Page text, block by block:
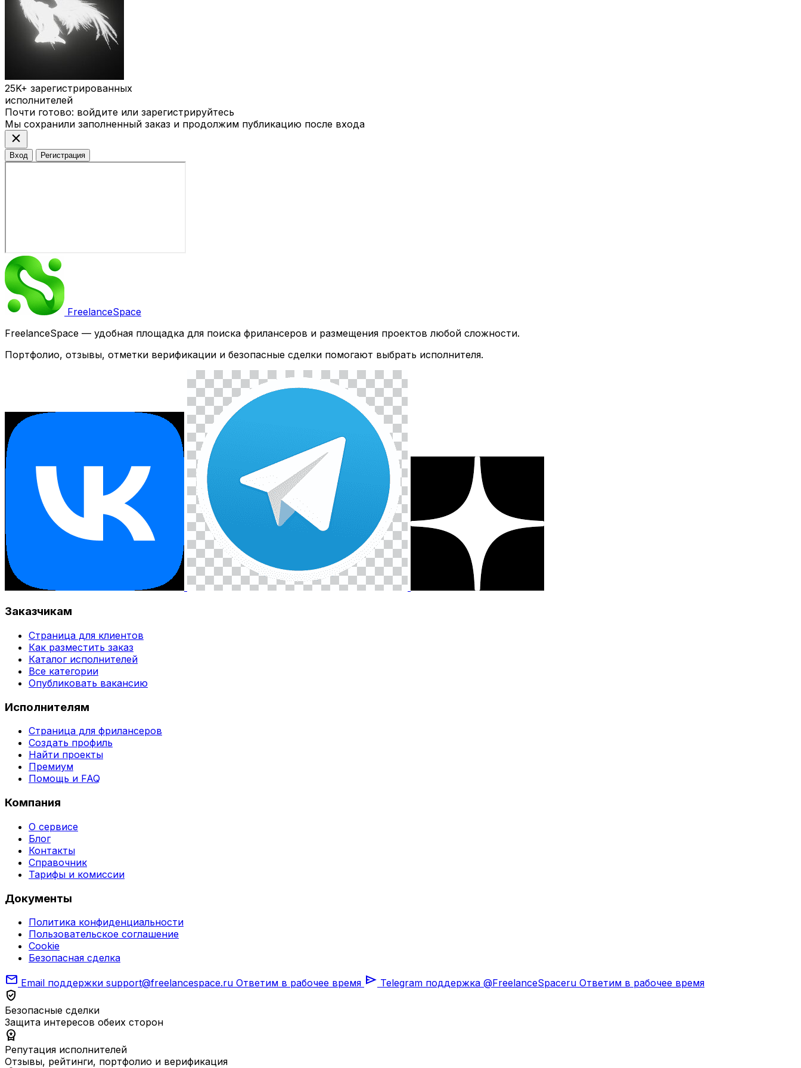
25K+ зарегистрированных
исполнителей
Почти готово: войдите или зарегистрируйтесь
Мы сохранили заполненный заказ и продолжим публикацию после входа
close
Вход Регистрация
FreelanceSpace
FreelanceSpace — удобная площадка для поиска фрилансеров и размещения проектов любой сложности.
Портфолио, отзывы, отметки верификации и безопасные сделки помогают выбрать исполнителя.
Заказчикам
Страница для клиентов
Как разместить заказ
Каталог исполнителей
Все категории
Опубликовать вакансию
Исполнителям
Страница для фрилансеров
Создать профиль
Найти проекты
Премиум
Помощь и FAQ
Компания
О сервисе
Блог
Контакты
Справочник
Тарифы и комиссии
Документы
Политика конфиденциальности
Пользовательское соглашение
Cookie
Безопасная сделка
mail Email поддержки support@freelancespace.ru Ответим в рабочее время send Telegram поддержка @FreelanceSpaceru Ответим в рабочее время
verified_user
Безопасные сделки
Защита интересов обеих сторон
workspace_premium
Репутация исполнителей
Отзывы, рейтинги, портфолио и верификация